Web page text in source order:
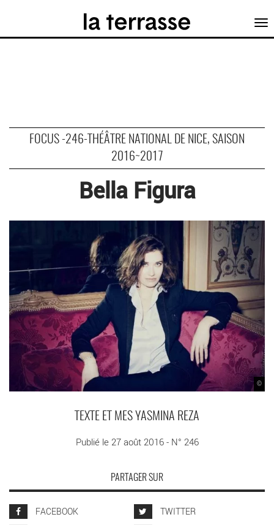
FOCUS -246-THÉÂTRE NATIONAL DE NICE, SAISON
2016~2017
Bella Figura
©
TEXTE ET MES YASMINA REZA
Publié le 27 août 2016 - N° 246
PARTAGER SUR
FACEBOOK
TWITTER